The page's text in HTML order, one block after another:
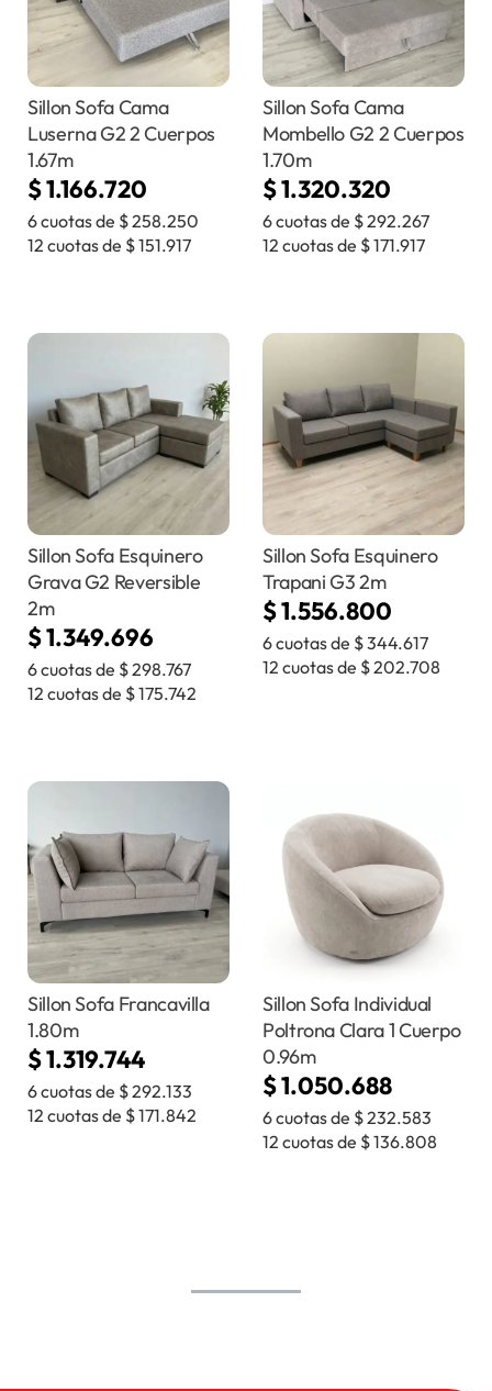
Sillon Sofa Cama
Luserna G2 2 Cuerpos
1.67m
$1.166.720
6 cuotas de $258.250
12 cuotas de $151.917
Sillon Sofa Cama
Mombello G2 2 Cuerpos
1.70m
$1.320.320
6 cuotas de $292.267
12 cuotas de $171.917
Sillon Sofa Esquinero
Grava G2 Reversible
2m
$1.349.696
6 cuotas de $298.767
12 cuotas de $175.742
Sillon Sofa Esquinero
Trapani G3 2m
$1.556.800
6 cuotas de $344.617
12 cuotas de $202.708
Sillon Sofa Francavilla
1.80m
$1.319.744
6 cuotas de $292.133
12 cuotas de $171.842
Sillon Sofa Individual
Poltrona Clara 1 Cuerpo
0.96m
$1.050.688
6 cuotas de $232.583
12 cuotas de $136.808